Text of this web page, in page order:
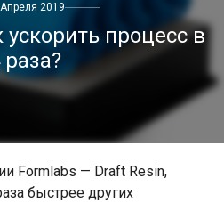
2019
ускорить процесс в
раза?
Formlabs — Draft Resin,
быстрее других